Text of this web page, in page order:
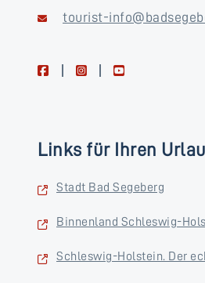
tourist-
facebookinstagramyoutube
Links für Ihren
Stadt Bad Segeberg
Binnenland Schleswig-
Schleswig-Holstein. Der